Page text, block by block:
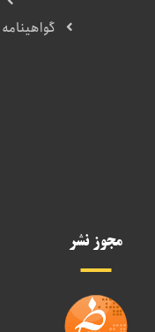
گواهینامه IMS (سیستم مدیریت یکپارچه)
مجوز نشر